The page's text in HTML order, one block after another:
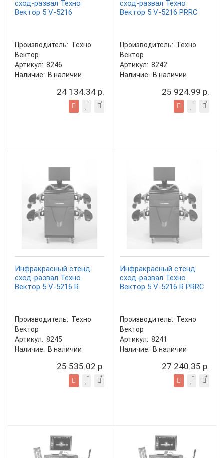
сход-развал Техно
Вектор 5 V-5216
Производитель: Техно
Вектор
Артикул: 8246
Наличие: В наличии
24 134.34 р.
сход-развал Техно
Вектор 5 V-5216 PRRC
Производитель: Техно
Вектор
Артикул: 8242
Наличие: В наличии
25 924.99 р.
Инфракрасный стенд
сход-развал Техно
Вектор 5 V-5216 R
Производитель: Техно
Вектор
Артикул: 8245
Наличие: В наличии
25 535.02 р.
Инфракрасный стенд
сход-развал Техно
Вектор 5 V-5216 R PRRC
Производитель: Техно
Вектор
Артикул: 8241
Наличие: В наличии
27 240.35 р.